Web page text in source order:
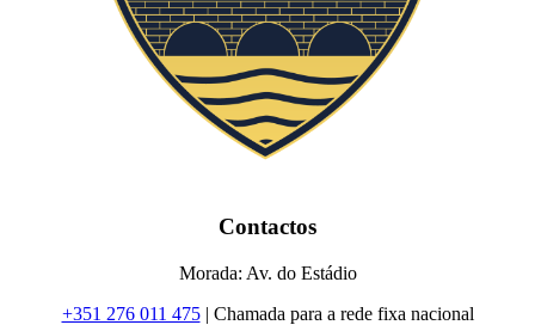
Contactos
Morada: Av. do Estádio
+351 276 011 475| Chamada para a rede fixa nacional